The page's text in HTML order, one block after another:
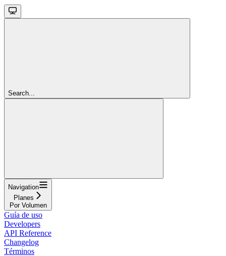
Search...
Navigation
Planes
Por Volumen
Guía de uso
Developers
API Reference
Changelog
Términos